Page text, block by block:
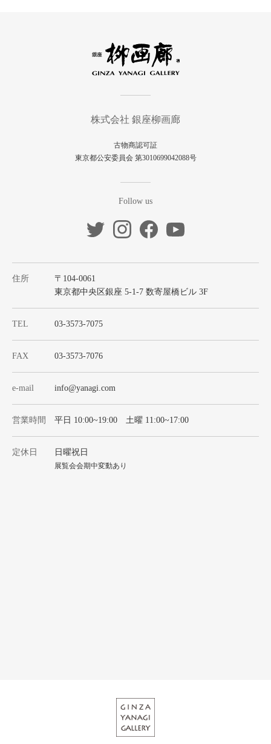
株式会社 銀座柳画廊
古物商認可証
東京都公安委員会 第3010699042088号
Follow us
住所
〒104-0061
東京都中央区銀座 5-1-7 数寄屋橋ビル 3F
TEL 03-3573-7075
FAX 03-3573-7076
e-mail info@yanagi.com
営業時間 平日 10:00~19:00 土曜 11:00~17:00
定休日 日曜祝日
展覧会会期中変動あり